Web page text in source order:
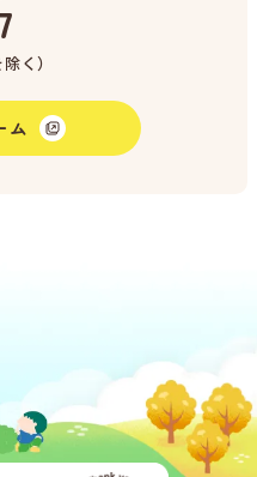
く）
ム